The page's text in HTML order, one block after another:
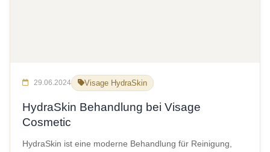
29.06.2024 Visage HydraSkin
HydraSkin Behandlung bei Visage
Cosmetic
HydraSkin ist eine moderne Behandlung für Reinigung,